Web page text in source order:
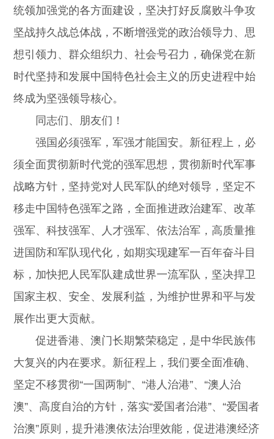
统领加强党的各方面建设，坚决打好反腐败斗争攻
坚战持久战总体战，不断增强党的政治领导力、思
想引领力、群众组织力、社会号召力，确保党在新
时代坚持和发展中国特色社会主义的历史进程中始
终成为坚强领导核心。
同志们、朋友们！
强国必须强军，军强才能国安。新征程上，必
须全面贯彻新时代党的强军思想，贯彻新时代军事
战略方针，坚持党对人民军队的绝对领导，坚定不
移走中国特色强军之路，全面推进政治建军、改革
强军、科技强军、人才强军、依法治军，高质量推
进国防和军队现代化，如期实现建军一百年奋斗目
标，加快把人民军队建成世界一流军队，坚决捍卫
国家主权、安全、发展利益，为维护世界和平与发
展作出更大贡献。
促进香港、澳门长期繁荣稳定，是中华民族伟
大复兴的内在要求。新征程上，我们要全面准确、
坚定不移贯彻“一国两制”、“港人治港”、“澳人治
澳”、高度自治的方针，落实“爱国者治港”、“爱国者
治澳”原则，提升港澳依法治理效能，促进港澳经济